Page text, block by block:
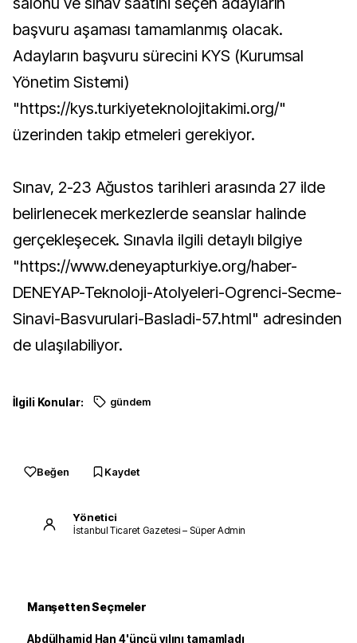
başvuru aşaması tamamlanmış olacak.
Adayların başvuru sürecini KYS (Kurumsal
Yönetim Sistemi)
"https://kys.turkiyeteknolojitakimi.org/"
üzerinden takip etmeleri gerekiyor.
Sınav, 2-23 Ağustos tarihleri arasında 27 ilde
belirlenecek merkezlerde seanslar halinde
gerçekleşecek. Sınavla ilgili detaylı bilgiye
"https://www.deneyapturkiye.org/haber-
DENEYAP-Teknoloji-Atolyeleri-Ogrenci-Secme-
Sinavi-Basvurulari-Basladi-57.html" adresinden
de ulaşılabiliyor.
İlgili Konular: gündem
Beğen Kaydet
Yönetici
İstanbul Ticaret Gazetesi – Süper Admin
Manşetten Seçmeler
Abdülhamid Han 4'üncü yılını tamamladı